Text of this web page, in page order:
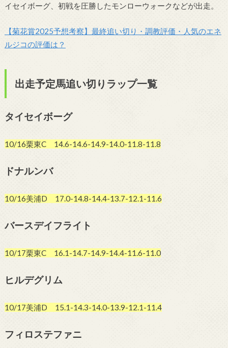
イセイボーグ、初戦を圧勝したモンローウォークなどが出走。
【菊花賞2025予想考察】最終追い切り・調教評価 ・人気のエネ
ルジコの評価は？
出走予定馬追い切りラップ一覧
タイセイボーグ
10/16栗東C 14.6-14.6-14.9-14.0-11.8-11.8
ドナルンバ
10/16美浦D 17.0-14.8-14.4-13.7-12.1-11.6
バースデイフライト
10/17栗東C 16.1-14.7-14.9-14.4-11.6-11.0
ヒルデグリム
10/17美浦D 15.1-14.3-14.0-13.9-12.1-11.4
フィロステファニ